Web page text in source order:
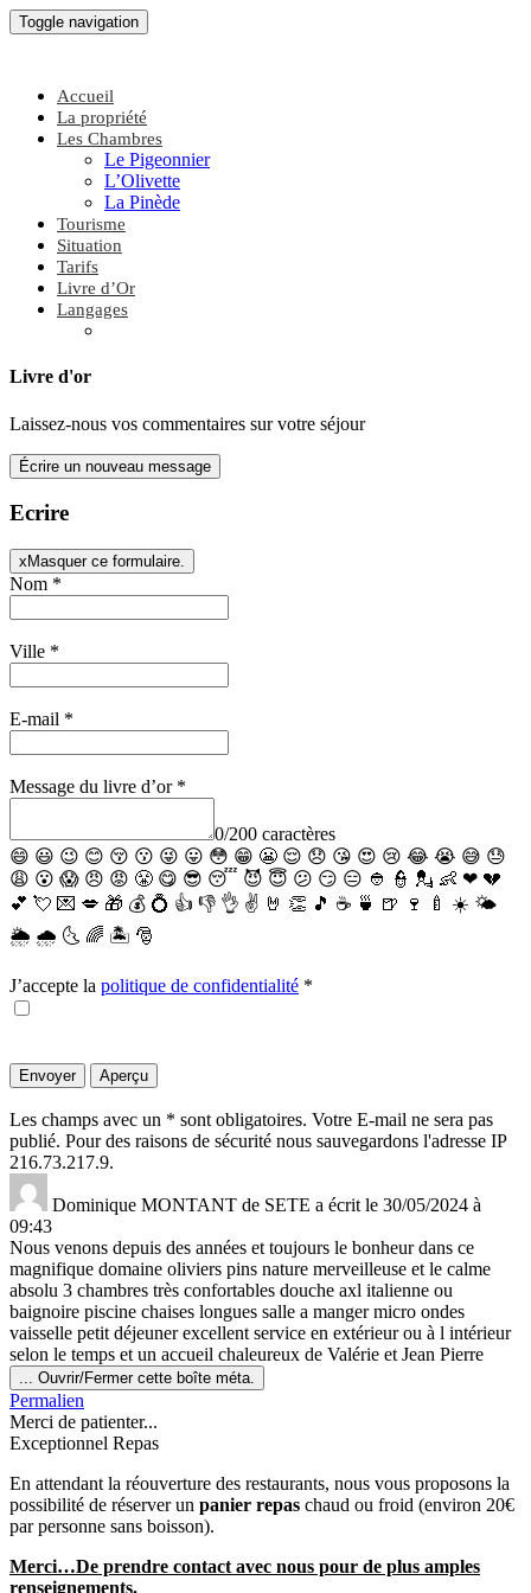
Toggle navigation
Accueil
La propriété
Les Chambres
Le Pigeonnier
L’Olivette
La Pinède
Tourisme
Situation
Tarifs
Livre d’Or
Langages
Livre d'or
Laissez-nous vos commentaires sur votre séjour
Ecrire
x Masquer ce formulaire.
Nom *
Ville *
E-mail *
Message du livre d’or *
0/200 caractères
😄 😃 😉 😊 😚 😗 😜 😛 😳 😁 😬 😌 😞 😘 😍 😢 😂 😭 😅 😓
😩 😮 😱 😠 😡 😤 😋 😎 😴 😈 😇 😕 😏 😑 👲 👮 💂 👶 ❤ 💔
💕 💘 💌 💋 🎁 💰 💍 👍 👎 👌 ✌️ 🤘 👏 🎵 ☕️ 🍵 🍺 🍷 🍼 ☀️ 🌤
🌦 🌧 🌜 🌈 🏝 🎅
J’accepte la politique de confidentialité *
Les champs avec un * sont obligatoires. Votre E-mail ne sera pas
publié. Pour des raisons de sécurité nous sauvegardons l'adresse IP
216.73.217.9.
Dominique MONTANT de SETE a écrit le 30/05/2024 à
09:43
Nous venons depuis des années et toujours le bonheur dans ce
magnifique domaine oliviers pins nature merveilleuse et le calme
absolu 3 chambres très confortables douche axl italienne ou
baignoire piscine chaises longues salle a manger micro ondes
vaisselle petit déjeuner excellent service en extérieur ou à l intérieur
selon le temps et un accueil chaleureux de Valérie et Jean Pierre
Ouvrir/Fermer cette boîte méta.
Permalien
Merci de patienter...
Exceptionnel Repas
En attendant la réouverture des restaurants, nous vous proposons la
possibilité de réserver un panier repas chaud ou froid (environ 20€
par personne sans boisson).
Merci…De prendre contact avec nous pour de plus amples
renseignements.